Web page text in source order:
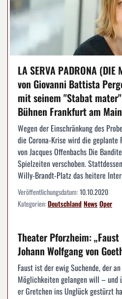
LA SERVA PADRONA (DIE
von Giovanni Battista
mit seinem "Stabat
Bühnen Frankfurt am Main
Wegen der Einschränkung des
die Corona-Krise wird die geplante
von Jacques Offenbachs Die
Spielzeiten verschoben.
Willy-Brandt-Platz das heitere
Veröffentlichungsdatum:10.10.2020
Kategorien:DeutschlandNewsOper
Theater Pforzheim:
Johann Wolfgang von
Faust ist der ewig Suchende, der
Möglichkeiten gelangen will – und
er Gretchen ins Unglück gestürzt